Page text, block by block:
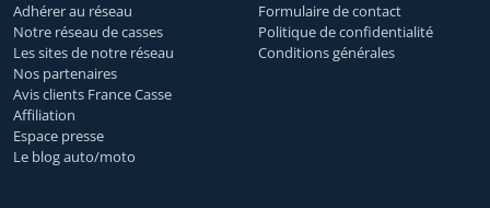
Adhérer au réseau
Notre réseau de casses
Les sites de notre réseau
Nos partenaires
Avis clients France Casse
Affiliation
Espace presse
Le blog auto/moto
Formulaire de contact
Politique de confidentialité
Conditions générales